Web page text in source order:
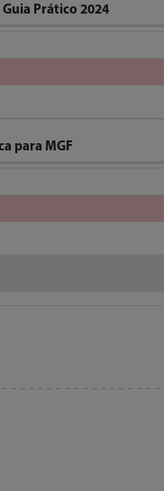
Guia Prático 2024
para MGF